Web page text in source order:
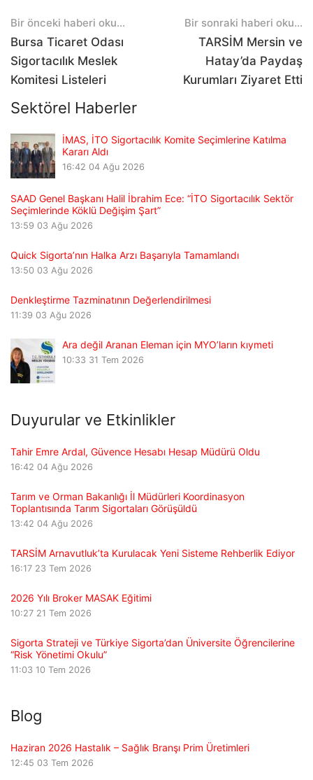
Post
navigation
Bir önceki haberi oku...
Bursa Ticaret Odası
Sigortacılık Meslek
Komitesi Listeleri
Bir sonraki haberi oku...
TARSİM Mersin ve
Hatay’da Paydaş
Kurumları Ziyaret Etti
Sektörel Haberler
İMAS, İTO Sigortacılık Komite Seçimlerine Katılma
Kararı Aldı
16:42 04 Ağu 2026
SAAD Genel Başkanı Halil İbrahim Ece: “İTO Sigortacılık Sektör
Seçimlerinde Köklü Değişim Şart”
13:59 03 Ağu 2026
Quick Sigorta’nın Halka Arzı Başarıyla Tamamlandı
13:50 03 Ağu 2026
Denkleştirme Tazminatının Değerlendirilmesi
11:39 03 Ağu 2026
Ara değil Aranan Eleman için MYO’ların kıymeti
10:33 31 Tem 2026
Duyurular ve Etkinlikler
Tahir Emre Ardal, Güvence Hesabı Hesap Müdürü Oldu
16:42 04 Ağu 2026
Tarım ve Orman Bakanlığı İl Müdürleri Koordinasyon
Toplantısında Tarım Sigortaları Görüşüldü
13:42 04 Ağu 2026
TARSİM Arnavutluk’ta Kurulacak Yeni Sisteme Rehberlik Ediyor
16:17 23 Tem 2026
2026 Yılı Broker MASAK Eğitimi
10:27 21 Tem 2026
Sigorta Strateji ve Türkiye Sigorta’dan Üniversite Öğrencilerine
“Risk Yönetimi Okulu”
11:03 10 Tem 2026
Blog
Haziran 2026 Hastalık – Sağlık Branşı Prim Üretimleri
12:45 03 Tem 2026